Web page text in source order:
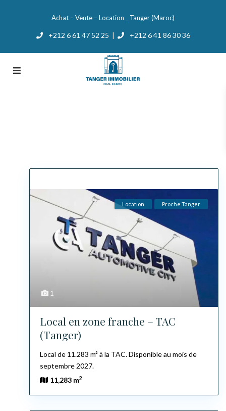
Achat – Vente – Location _ Tanger (Maroc)
+212 6 61 47 52 25 +212 6 41 86 30 36
1
Location Proche Tanger
Local en zone franche – TAC
(Tanger)
Local de 11.283 m² à la TAC. Disponible au mois de
septembre 2027.
11,283 m2